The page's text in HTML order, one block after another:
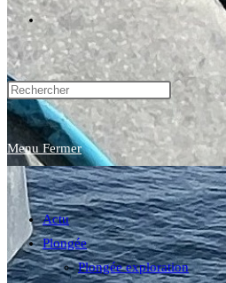
Toggle
website
search
Menu Fermer
Actu
Plongée
Plongée exploration